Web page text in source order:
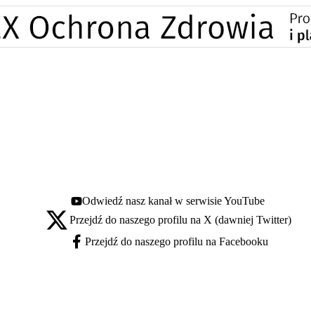
Youtube - otwiera się w nowej karcie
Odwiedź nasz kanał w serwisie YouTube
X - otwiera się w nowej karcie
Przejdź do naszego profilu na X (dawniej Twitter)
Facebook - otwiera się w nowej karcie
Przejdź do naszego profilu na Facebooku